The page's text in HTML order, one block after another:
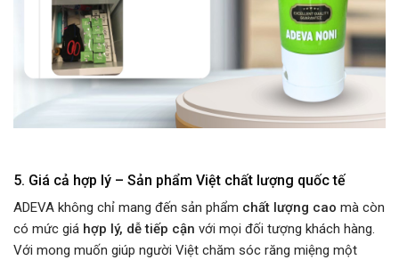
5. Giá cả hợp lý – Sản phẩm Việt chất lượng quốc tế
ADEVA không chỉ mang đến sản phẩm chất lượng cao mà còn
có mức giá hợp lý, dễ tiếp cận với mọi đối tượng khách hàng.
Với mong muốn giúp người Việt chăm sóc răng miệng một